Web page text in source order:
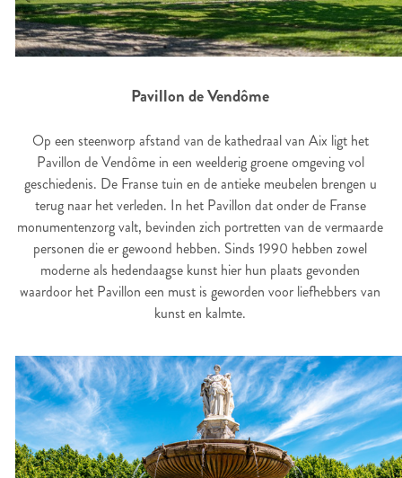
Pavillon de Vendôme
Op een steenworp afstand van de kathedraal van Aix ligt het
Pavillon de Vendôme in een weelderig groene omgeving vol
geschiedenis. De Franse tuin en de antieke meubelen brengen u
terug naar het verleden. In het Pavillon dat onder de Franse
monumentenzorg valt, bevinden zich portretten van de vermaarde
personen die er gewoond hebben. Sinds 1990 hebben zowel
moderne als hedendaagse kunst hier hun plaats gevonden
waardoor het Pavillon een must is geworden voor liefhebbers van
kunst en kalmte.